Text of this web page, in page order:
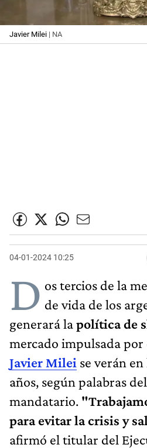
Javier Milei | NA
04-01-2024 10:25
D os tercios de la
de vida de los
generará lapolítica de
mercado impulsada
Javier Milei se verán
años, según palabras
mandatario.
para evitar la crisis y
afirmó el titular del